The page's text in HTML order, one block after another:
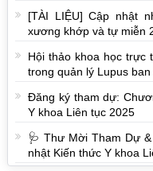
[TÀI LIỆU] Cập nhật
xương khớp và tự miễn
Hội thảo khoa học trực
trong quản lý Lupus
Đăng ký tham dự:
Y khoa Liên tục 2025
🩺 Thư Mời Tham Dự
nhật Kiến thức Y khoa